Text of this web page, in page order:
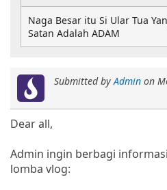
Submitted by Admin on
Dear all,
Admin ingin berbagi
lomba vlog:
Naga Besar itu Si Ular Tua
Satan Adalah ADAM